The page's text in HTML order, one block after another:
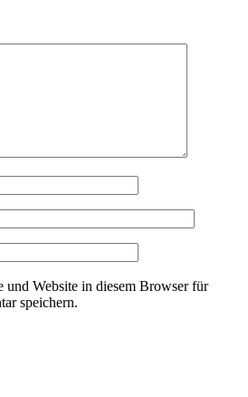
und Website in diesem Browser für
speichern.